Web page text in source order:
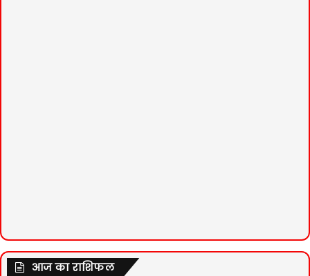
आज का राशिफल